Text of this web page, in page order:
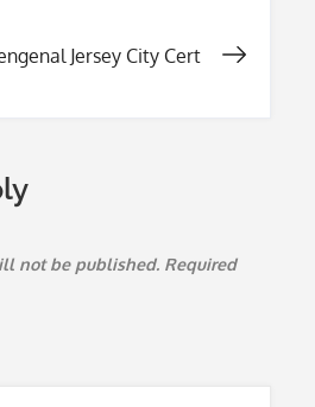
Jersey City Cert
not be published. Required